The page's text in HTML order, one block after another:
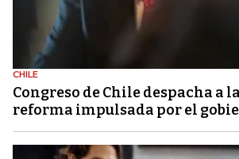
CHILE
Congreso de Chile despacha a
reforma impulsada por el